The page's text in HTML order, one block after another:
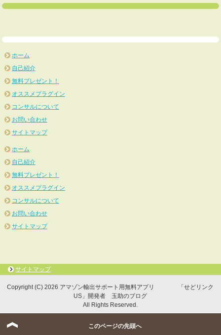
ホーム
自己紹介
無料プレゼント！
オススメプラグイン
コンサルについて
お問い合わせ
サイトマップ
ホーム
自己紹介
無料プレゼント！
オススメプラグイン
コンサルについて
お問い合わせ
サイトマップ
サイトマップ
Copyright (C) 2026 アマゾン輸出サポート用無料アプリ 「せどリンク
US」開発者 玉助のブログ
All Rights Reserved.
このページの先頭へ